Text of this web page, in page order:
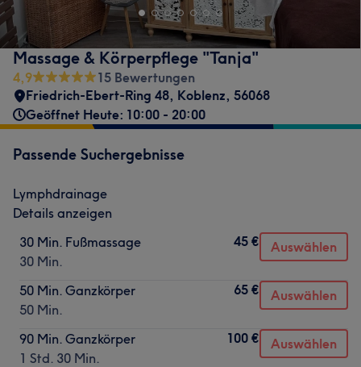
Massage & Körperpflege "Tanja"
4,9
15 Bewertungen
Friedrich-Ebert-Ring 48, Koblenz, 56068
Geöffnet Heute: 10:00 - 20:00
Passende Suchergebnisse
Lymphdrainage
Details anzeigen
30 Min. Fußmassage
30 Min.
45 € Auswählen
50 Min. Ganzkörper
50 Min.
65 € Auswählen
90 Min. Ganzkörper
1 Std. 30 Min.
100 € Auswählen